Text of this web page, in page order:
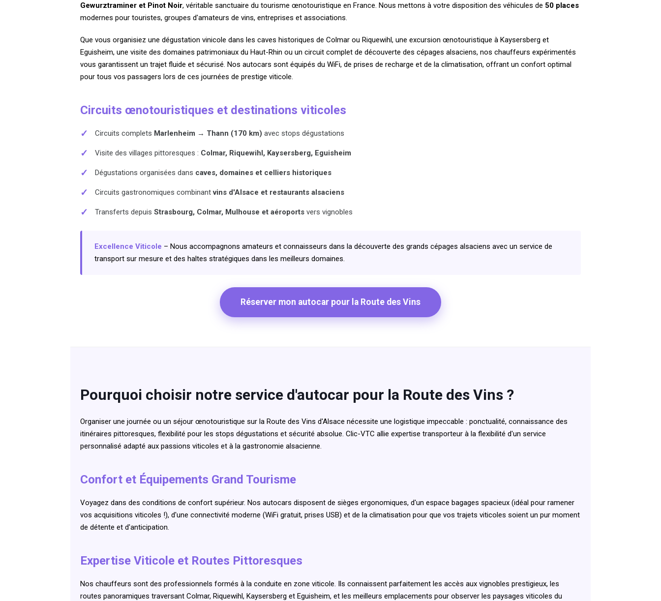
Gewurztraminer et Pinot Noir, véritable sanctuaire du tourisme œnotouristique en France. Nous mettons à votre disposition des véhicules de 50 places
modernes pour touristes, groupes d'amateurs de vins, entreprises et associations.
Que vous organisiez une dégustation vinicole dans les caves historiques de Colmar ou Riquewihl, une excursion œnotouristique à Kaysersberg et
Eguisheim, une visite des domaines patrimoniaux du Haut-Rhin ou un circuit complet de découverte des cépages alsaciens, nos chauffeurs expérimentés
vous garantissent un trajet fluide et sécurisé. Nos autocars sont équipés du WiFi, de prises de recharge et de la climatisation, offrant un confort optimal
pour tous vos passagers lors de ces journées de prestige viticole.
Circuits œnotouristiques et destinations viticoles
✓ Circuits complets Marlenheim → Thann (170 km) avec stops dégustations
✓ Visite des villages pittoresques : Colmar, Riquewihl, Kaysersberg, Eguisheim
✓ Dégustations organisées dans caves, domaines et celliers historiques
✓ Circuits gastronomiques combinantvins d'Alsace et restaurants alsaciens
✓ Transferts depuisStrasbourg, Colmar, Mulhouse et aéroports vers vignobles
Excellence Viticole – Nous accompagnons amateurs et connaisseurs dans la découverte des grands cépages alsaciens avec un service de
transport sur mesure et des haltes stratégiques dans les meilleurs domaines.
Réserver mon autocar pour la Route des Vins
Pourquoi choisir notre service d'autocar pour la Route des Vins ?
Organiser une journée ou un séjour œnotouristique sur la Route des Vins d'Alsace nécessite une logistique impeccable : ponctualité, connaissance des
itinéraires pittoresques, flexibilité pour les stops dégustations et sécurité absolue. Clic-VTC allie expertise transporteur à la flexibilité d'un service
personnalisé adapté aux passions viticoles et à la gastronomie alsacienne.
Confort et Équipements Grand Tourisme
Voyagez dans des conditions de confort supérieur. Nos autocars disposent de sièges ergonomiques, d'un espace bagages spacieux (idéal pour ramener
vos acquisitions viticoles !), d'une connectivité moderne (WiFi gratuit, prises USB) et de la climatisation pour que vos trajets viticoles soient un pur moment
de détente et d'anticipation.
Expertise Viticole et Routes Pittoresques
Nos chauffeurs sont des professionnels formés à la conduite en zone viticole. Ils connaissent parfaitement les accès aux vignobles prestigieux, les
routes panoramiques traversant Colmar, Riquewihl, Kaysersberg et Eguisheim, et les meilleurs emplacements pour observer les paysages viticoles du